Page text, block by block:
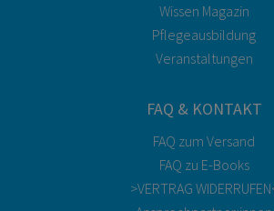
Wissen Magazin
Pflegeausbildung
Veranstaltungen
FAQ & KONTAKT
FAQ zum Versand
FAQ zu E-Books
>VERTRAG